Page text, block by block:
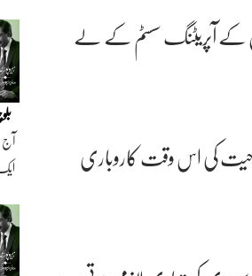
کے آپریٹنگ سسٹم کے لے
کی اس وقت کاروباری